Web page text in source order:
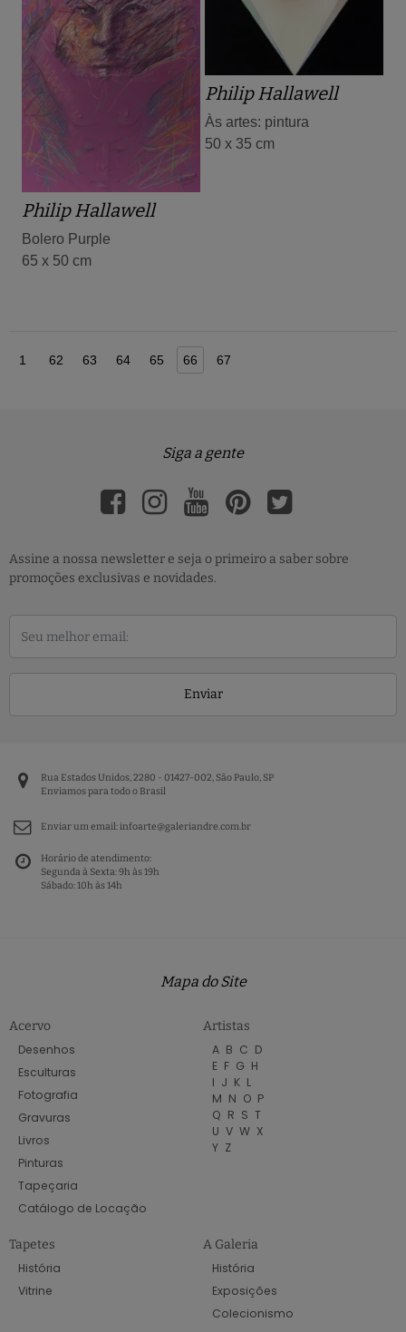
Philip Hallawell
Às artes: pintura
50 x 35 cm
Philip Hallawell
Bolero Purple
65 x 50 cm
1 62 63 64 65 66 67
Siga a gente
Assine a nossa newsletter e seja o primeiro a saber sobre
promoções exclusivas e novidades.
Enviar
Rua Estados Unidos, 2280 - 01427-002, São Paulo, SP
Enviamos para todo o Brasil
Enviar um email:infoarte@galeriandre.com.br
Horário de atendimento:
Segunda à Sexta: 9h às 19h
Sábado: 10h às 14h
Mapa do Site
Acervo
Desenhos
Esculturas
Fotografia
Gravuras
Livros
Pinturas
Tapeçaria
Catálogo de Locação
Artistas
A B C D
E F G H
I J K L
M N O P
Q R S T
U V W X
Y Z
Tapetes
História
Vitrine
A Galeria
História
Exposições
Colecionismo